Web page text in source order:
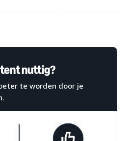
nuttig?
te worden door je